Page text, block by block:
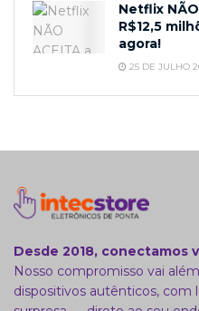
Netflix
R$12,5
agora!
25 DE JULHO
Desde 2018, conectamos
Nosso compromisso vai
dispositivos autênticos, com